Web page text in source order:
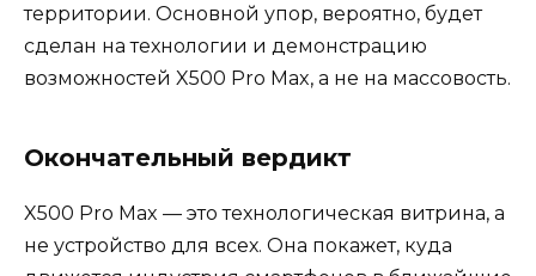
территории. Основной упор, вероятно, будет
сделан на технологии и демонстрацию
возможностей X500 Pro Max, а не на массовость.
Окончательный вердикт
X500 Pro Max — это технологическая витрина, а
не устройство для всех. Она покажет, куда